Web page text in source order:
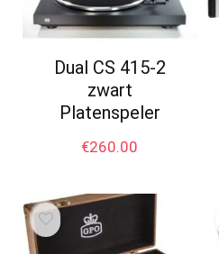
Dual CS 415-2
zwart
Platenspeler
€260.00